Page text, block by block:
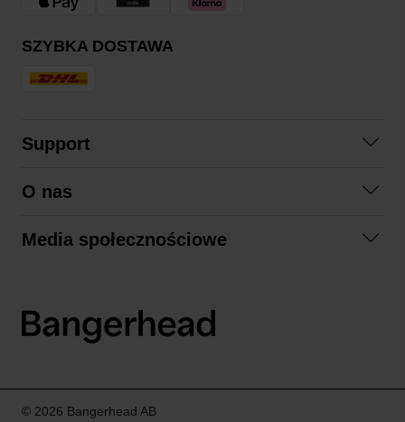
SZYBKA DOSTAWA
Support
Regulamin zakupów
O nas
Zrównoważony rozwój
Media społecznościowe
LinkedIn
© 2026 Bangerhead AB